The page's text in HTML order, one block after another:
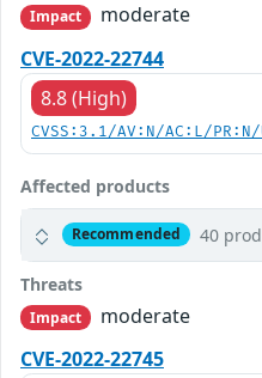
Impact
moderate
CVE-2022-22744
8.8 (High)
CVSS:3.1/AV:N/AC:L/
Affected products
Recommended 40
Threats
Impact
moderate
CVE-2022-22745